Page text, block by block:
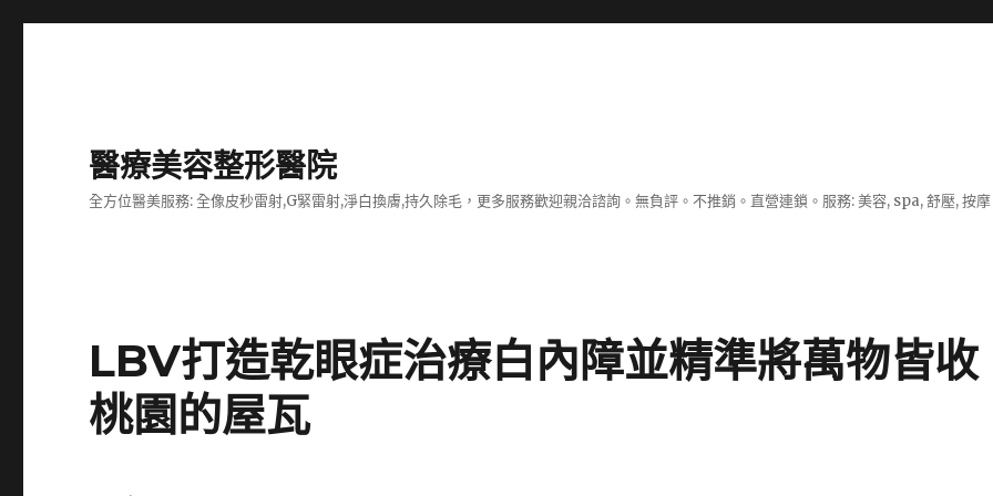
醫療美容整形醫院
全方位醫美服務: 全像皮秒雷射,G緊雷射,淨白換膚,持久除毛，更多服務歡迎親洽諮詢。無負評。不推銷。直營連鎖。服務: 美容, spa, 舒壓, 按摩
LBV打造乾眼症治療白內障並精準將萬物皆收
桃園的屋瓦